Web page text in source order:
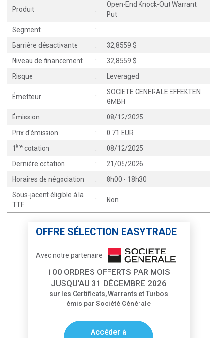
Produit :
Open-End Knock-Out Warrant
Put
Segment
:
Barrière désactivante
:
32,8559 $
Niveau de financement
:
32,8559 $
Risque
: Leveraged
Émetteur :
SOCIETE GENERALE EFFEKTEN
GMBH
Émission
:
08/12/2025
Prix d'émission
:
0.71 EUR
1 ère cotation :
08/12/2025
Dernière cotation
:
21/05/2026
Horaires de négociation
:
8h00 - 18h30
Sous-jacent éligible à la
TTF
: Non
OFFRE SÉLECTION EASYTRADE
Avec notre partenaire
100 ORDRES OFFERTS PAR MOIS
JUSQU'AU 31 DÉCEMBRE 2026
sur les Certificats, Warrants et Turbos
émis par Société Générale
Accéder à